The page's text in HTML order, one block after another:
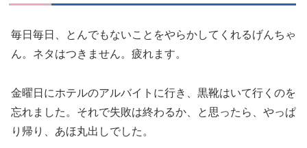
毎日毎日、とんでもないことをやらかしてくれるげんちゃ
ん。ネタはつきません。疲れます。
金曜日にホテルのアルバイトに行き、黒靴はいて行くのを
忘れました。それで失敗は終わるか、と思ったら、やっぱ
り帰り、あほ丸出しでした。